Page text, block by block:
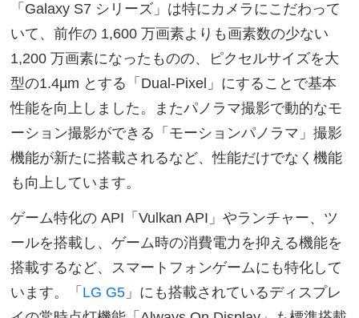
「Galaxy S7 シリーズ」は特にカメラにこだわって
いて、前作の 1,600 万画素よりも画素数の少ない
1,200 万画素になったものの、ピクセルサイズを大
型の1.4µm とする「Dual-Pixel」にすることで基本
性能を向上しました。またパノラマ撮影で動的なモ
ーション撮影ができる「モーションパノラマ」撮影
機能が新たに搭載されるなど、性能だけでなく機能
も向上しています。
ゲーム特化の API「Vulkan API」やランチャー、ツ
ールを搭載し、ゲーム時の消費電力を抑える機能を
搭載するなど、スマートフォンゲームにも特化して
います。「 LG G5 」にも搭載されているディスプレ